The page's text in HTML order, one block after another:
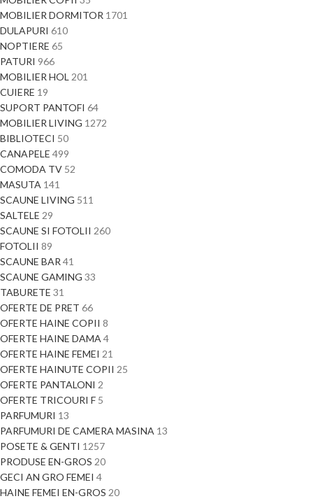
MOBILIER DORMITOR 1701
DULAPURI 610
NOPTIERE 65
PATURI 966
MOBILIER HOL 201
CUIERE 19
SUPORT PANTOFI 64
MOBILIER LIVING 1272
BIBLIOTECI 50
CANAPELE 499
COMODA TV 52
MASUTA 141
SCAUNE LIVING 511
SALTELE 29
SCAUNE SI FOTOLII 260
FOTOLII 89
SCAUNE BAR 41
SCAUNE GAMING 33
TABURETE 31
OFERTE DE PRET 66
OFERTE HAINE COPII 8
OFERTE HAINE DAMA 4
OFERTE HAINE FEMEI 21
OFERTE HAINUTE COPII 25
OFERTE PANTALONI 2
OFERTE TRICOURI F 5
PARFUMURI 13
PARFUMURI DE CAMERA MASINA 13
POSETE & GENTI 1257
PRODUSE EN-GROS 20
GECI AN GRO FEMEI 4
HAINE FEMEI EN-GROS 20